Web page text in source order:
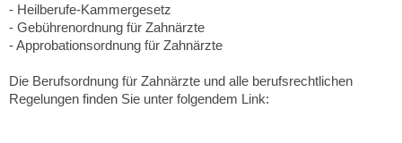
- Heilberufe-Kammergesetz
- Gebührenordnung für Zahnärzte
- Approbationsordnung für Zahnärzte
Die Berufsordnung für Zahnärzte und alle berufsrechtlichen
Regelungen finden Sie unter folgendem Link: